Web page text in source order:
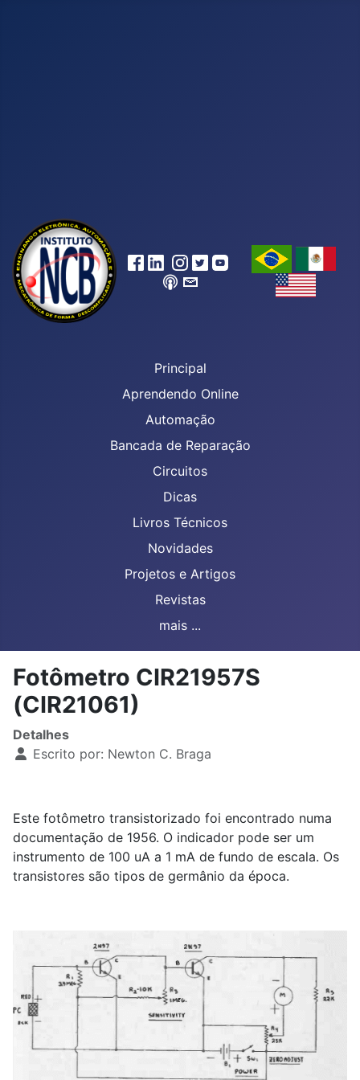
Principal
Aprendendo Online
Automação
Bancada de Reparação
Circuitos
Dicas
Livros Técnicos
Novidades
Projetos e Artigos
Revistas
mais ...
Fotômetro CIR21957S
(CIR21061)
Detalhes
Escrito por: Newton C. Braga
Este fotômetro transistorizado foi encontrado numa
documentação de 1956. O indicador pode ser um
instrumento de 100 uA a 1 mA de fundo de escala. Os
transistores são tipos de germânio da época.